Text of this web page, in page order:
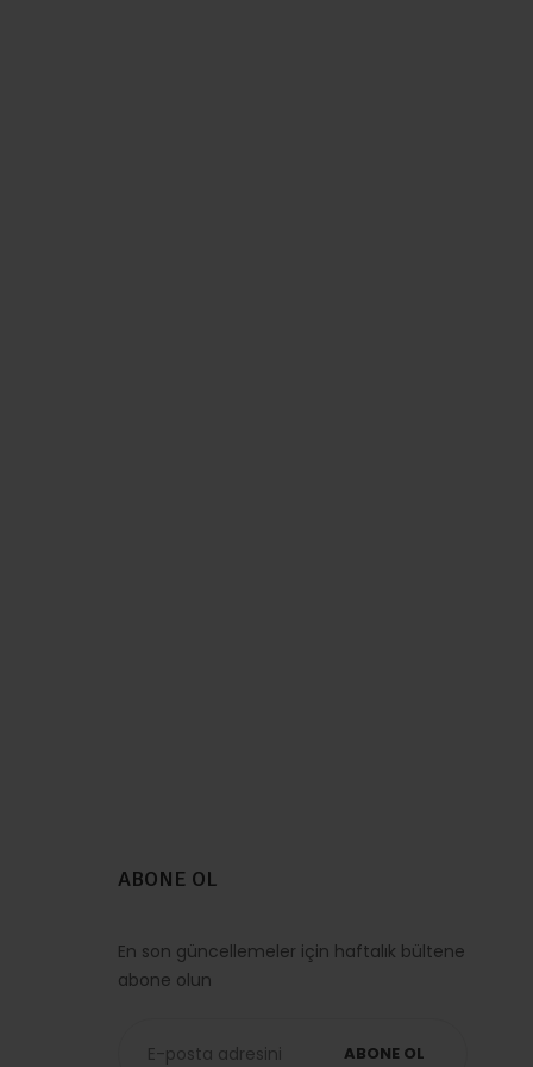
ABONE OL
En son güncellemeler için haftalık bültene
abone olun
ABONE OL